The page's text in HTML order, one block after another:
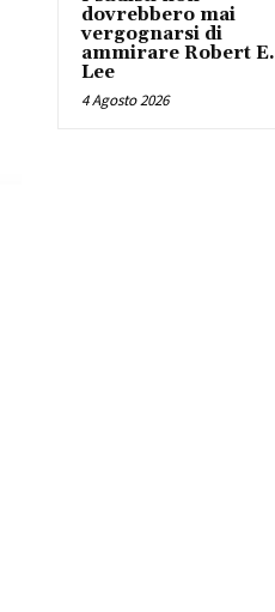
dovrebbero mai
vergognarsi di
ammirare Robert E.
Lee
4 Agosto 2026